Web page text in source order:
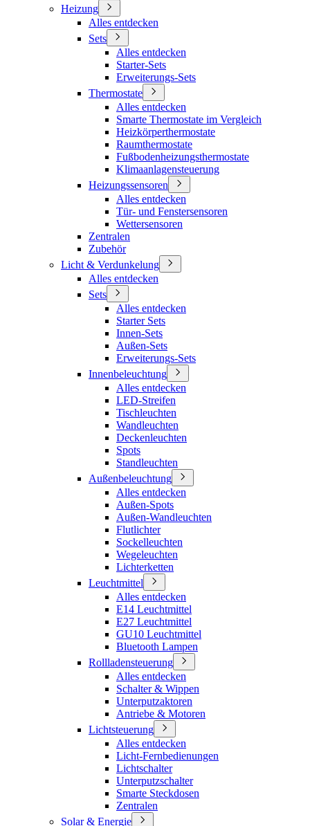
Heizung
Alles entdecken
Sets
Alles entdecken
Starter-Sets
Erweiterungs-Sets
Thermostate
Alles entdecken
Smarte Thermostate im Vergleich
Heizkörperthermostate
Raumthermostate
Fußbodenheizungsthermostate
Klimaanlagensteuerung
Heizungssensoren
Alles entdecken
Tür- und Fenstersensoren
Wettersensoren
Zentralen
Zubehör
Licht & Verdunkelung
Alles entdecken
Sets
Alles entdecken
Starter Sets
Innen-Sets
Außen-Sets
Erweiterungs-Sets
Innenbeleuchtung
Alles entdecken
LED-Streifen
Tischleuchten
Wandleuchten
Deckenleuchten
Spots
Standleuchten
Außenbeleuchtung
Alles entdecken
Außen-Spots
Außen-Wandleuchten
Flutlichter
Sockelleuchten
Wegeleuchten
Lichterketten
Leuchtmittel
Alles entdecken
E14 Leuchtmittel
E27 Leuchtmittel
GU10 Leuchtmittel
Bluetooth Lampen
Rollladensteuerung
Alles entdecken
Schalter & Wippen
Unterputzaktoren
Antriebe & Motoren
Lichtsteuerung
Alles entdecken
Licht-Fernbedienungen
Lichtschalter
Unterputzschalter
Smarte Steckdosen
Zentralen
Solar & Energie